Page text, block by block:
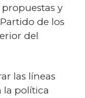
y
de los
del
las líneas
la política